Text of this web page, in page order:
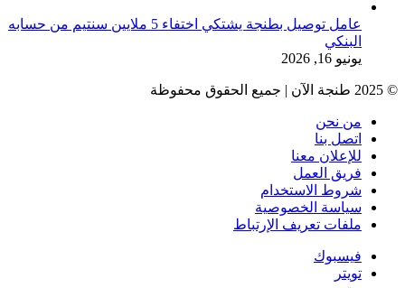
عامل توصيل بطنجة يشتكي اختفاء 5 ملايين سنتيم من حسابه
البنكي
يونيو 16, 2026
© 2025 طنجة الآن | جميع الحقوق محفوظة
من نحن
اتصل بنا
للإعلان معنا
فريق العمل
شروط الاستخدام
سياسة الخصوصية
ملفات تعريف الإرتباط
فيسبوك
تويتر